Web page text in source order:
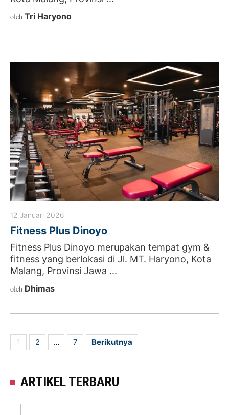
oleh Tri Haryono
12 Januari 2026
Fitness Plus Dinoyo
Fitness Plus Dinoyo merupakan tempat gym &
fitness yang berlokasi di Jl. MT. Haryono, Kota
Malang, Provinsi Jawa ...
oleh Dhimas
HALAMAN
1 2 … 7 Berikutnya
ARTIKEL TERBARU